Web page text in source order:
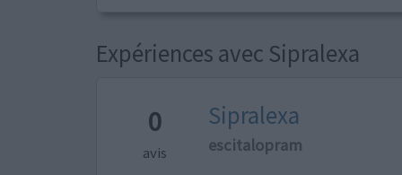
Expériences avec Sipralexa
0
avis
Sipralexa
escitalopram